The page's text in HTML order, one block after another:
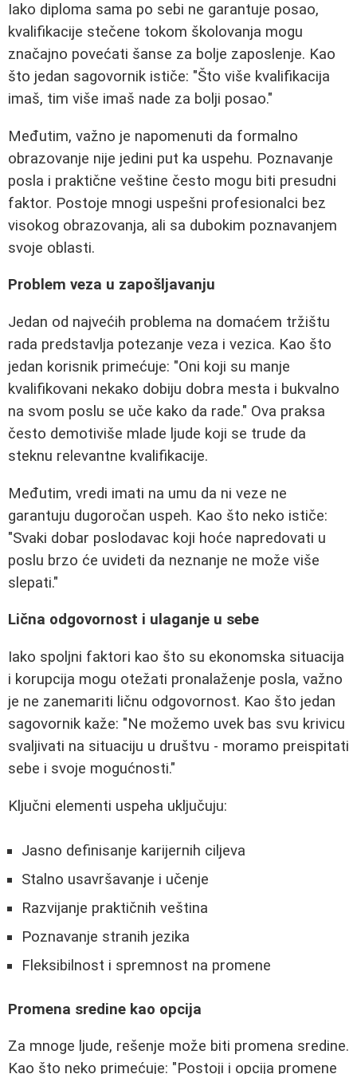
Iako diploma sama po sebi ne garantuje posao,
kvalifikacije stečene tokom školovanja mogu
značajno povećati šanse za bolje zaposlenje. Kao
što jedan sagovornik ističe: "Što više kvalifikacija
imaš, tim više imaš nade za bolji posao."
Međutim, važno je napomenuti da formalno
obrazovanje nije jedini put ka uspehu. Poznavanje
posla i praktične veštine često mogu biti presudni
faktor. Postoje mnogi uspešni profesionalci bez
visokog obrazovanja, ali sa dubokim poznavanjem
svoje oblasti.
Problem veza u zapošljavanju
Jedan od najvećih problema na domaćem tržištu
rada predstavlja potezanje veza i vezica. Kao što
jedan korisnik primećuje: "Oni koji su manje
kvalifikovani nekako dobiju dobra mesta i bukvalno
na svom poslu se uče kako da rade." Ova praksa
često demotiviše mlade ljude koji se trude da
steknu relevantne kvalifikacije.
Međutim, vredi imati na umu da ni veze ne
garantuju dugoročan uspeh. Kao što neko ističe:
"Svaki dobar poslodavac koji hoće napredovati u
poslu brzo će uvideti da neznanje ne može više
slepati."
Lična odgovornost i ulaganje u sebe
Iako spoljni faktori kao što su ekonomska situacija
i korupcija mogu otežati pronalaženje posla, važno
je ne zanemariti ličnu odgovornost. Kao što jedan
sagovornik kaže: "Ne možemo uvek bas svu krivicu
svaljivati na situaciju u društvu - moramo preispitati
sebe i svoje mogućnosti."
Ključni elementi uspeha uključuju:
Jasno definisanje karijernih ciljeva
Stalno usavršavanje i učenje
Razvijanje praktičnih veština
Poznavanje stranih jezika
Fleksibilnost i spremnost na promene
Promena sredine kao opcija
Za mnoge ljude, rešenje može biti promena sredine.
Kao što neko primećuje: "Postoji i opcija promene